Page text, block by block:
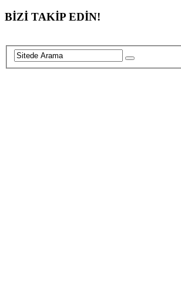
BİZİ TAKİP EDİN!